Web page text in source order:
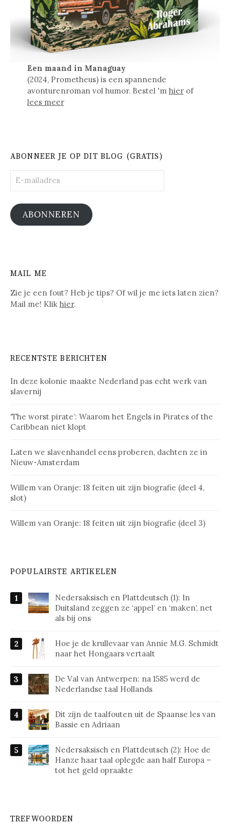
Een maand in Managuay
(2024, Prometheus) is een spannende
avonturenroman vol humor. Bestel 'm hierof
lees meer
ABONNEER JE OP DIT BLOG (GRATIS)
mailadres
ABONNEREN
MAIL ME
Zie je een fout? Heb je tips? Of wil je me iets laten zien?
Mail me! Klik hier.
RECENTSTE BERICHTEN
In deze kolonie maakte Nederland pas echt werk van
slavernij
‘The worst pirate’: Waarom het Engels in Pirates of the
Caribbean niet klopt
Laten we slavenhandel eens proberen, dachten ze in
Nieuw-Amsterdam
Willem van Oranje: 18 feiten uit zijn biografie (deel 4,
slot)
Willem van Oranje: 18 feiten uit zijn biografie (deel 3)
POPULAIRSTE ARTIKELEN
Nedersaksisch en Plattdeutsch (1): In
Duitsland zeggen ze ‘appel’ en ‘maken’, net
als bij ons
Hoe je de krullevaar van Annie M.G. Schmidt
naar het Hongaars vertaalt
De Val van Antwerpen: na 1585 werd de
Nederlandse taal Hollands
Dit zijn de taalfouten uit de Spaanse les van
Bassie en Adriaan
Nedersaksisch en Plattdeutsch (2): Hoe de
Hanze haar taal oplegde aan half Europa –
tot het geld opraakte
TREFWOORDEN